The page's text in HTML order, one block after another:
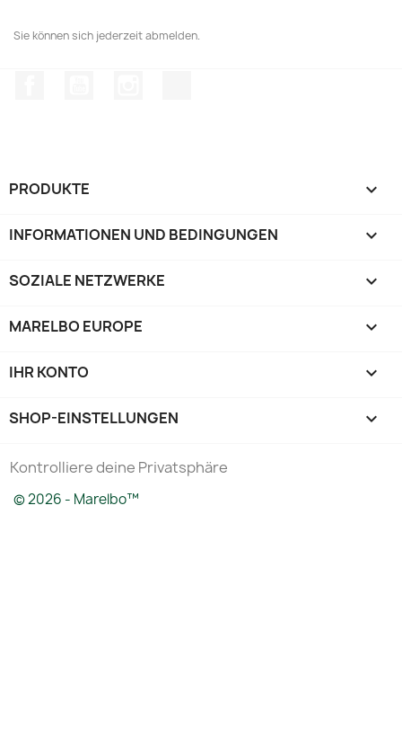
Sie können sich jederzeit abmelden.
PRODUKTE 
INFORMATIONEN UND BEDINGUNGEN 
SOZIALE NETZWERKE 
MARELBO EUROPE 
IHR KONTO 
SHOP-EINSTELLUNGEN keyboard_arrow_down
Kontrolliere deine Privatsphäre
© 2026 - Marelbo™